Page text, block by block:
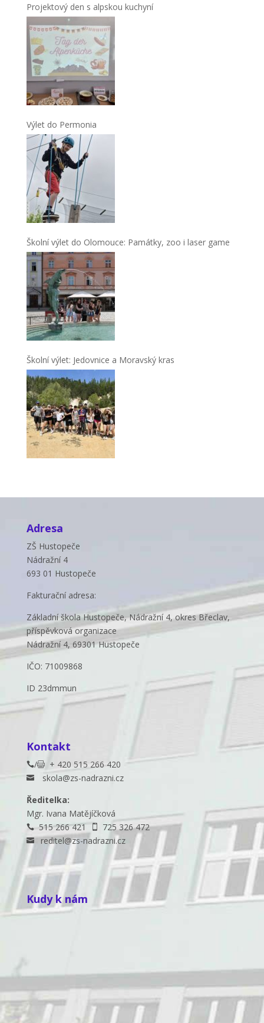
Projektový den s alpskou kuchyní
Výlet do Permonia
Školní výlet do Olomouce: Památky, zoo i laser game
Školní výlet: Jedovnice a Moravský kras
Adresa
ZŠ Hustopeče
Nádražní 4
693 01 Hustopeče
Fakturační adresa:
Základní škola Hustopeče, Nádražní 4, okres Břeclav,
příspěvková organizace
Nádražní 4, 69301 Hustopeče
IČO: 71009868
ID 23dmmun
Kontakt
/+ 420 515 266 420
 skola@zs-nadrazni.cz
Ředitelka:
Mgr. Ivana Matějíčková
515 266 421  725 326 472
 reditel@zs-nadrazni.cz
Kudy k nám